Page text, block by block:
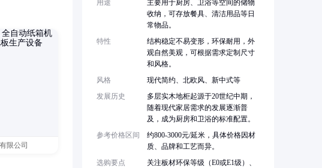
限公司
用途
主要用于厨房、卫浴等空间的储物
收纳，可存放餐具、清洁用品等日
常物品。
特性
结构稳定不易变形，环保耐用，外
观自然美观，可根据需求定制尺寸
和风格。
风格
现代简约、北欧风、新中式等
发展历史
多层实木地柜起源于20世纪中期，
随着现代家居需求的发展逐渐普
及，成为厨房和卫浴的标准配置。
参考价格区间
约800-3000元/延米，具体价格因材
质、品牌和工艺而异。
选购要点
关注板材环保等级（E0或E1级）、